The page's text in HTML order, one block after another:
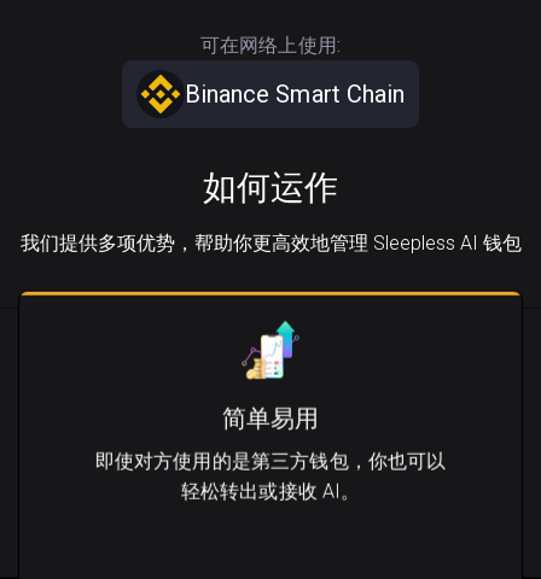
可在网络上使用:
Binance Smart Chain
如何运作
我们提供多项优势，帮助你更高效地管理 Sleepless AI 钱包
简单易用
即使对方使用的是第三方钱包，你也可以
轻松转出或接收 AI。